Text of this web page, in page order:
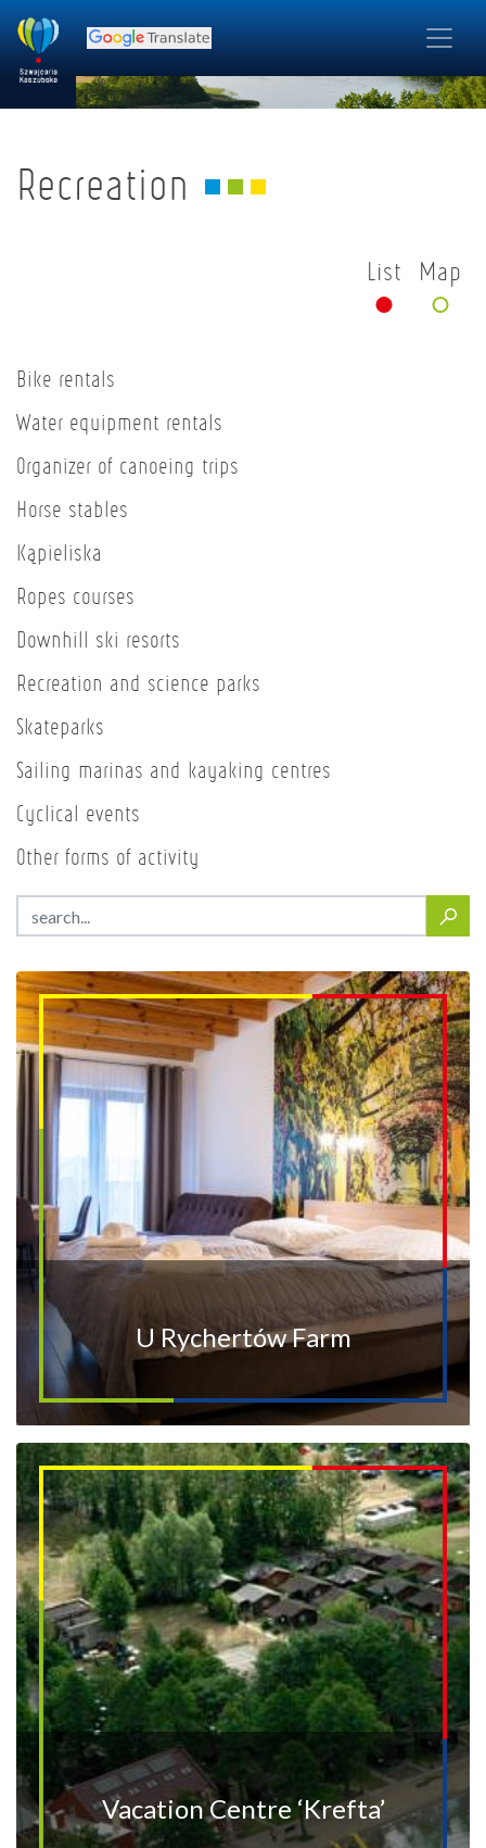
Recreation
List Map
Bike rentals
Water equipment rentals
Organizer of canoeing trips
Horse stables
Kąpieliska
Ropes courses
Downhill ski resorts
Recreation and science parks
Skateparks
Sailing marinas and kayaking centres
Cyclical events
Other forms of activity
U Rychertów Farm
Vacation Centre ‘Krefta’